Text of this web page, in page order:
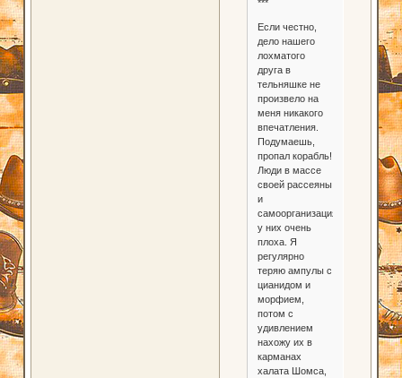
***
Если честно,
дело нашего
лохматого
друга в
тельняшке не
произвело на
меня никакого
впечатления.
Подумаешь,
пропал корабль!
Люди в массе
своей рассеяны
и
самоорганизация
у них очень
плоха. Я
регулярно
теряю ампулы с
цианидом и
морфием,
потом с
удивлением
нахожу их в
карманах
халата Шомса,